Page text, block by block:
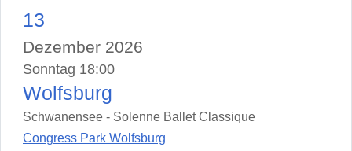
13
Dezember 2026
Sonntag 18:00
Wolfsburg
Schwanensee - Solenne Ballet Classique
Congress Park Wolfsburg